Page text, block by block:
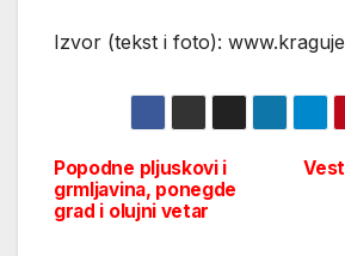
Izvor (tekst i foto):
Post
navigation
Popodne pljuskovi i
grmljavina, ponegde
grad i olujni vetar